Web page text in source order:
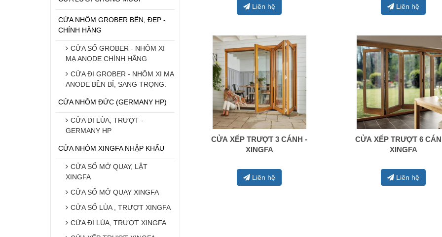
CỬA NHÔM GROBER BỀN, ĐẸP -
CHÍNH HÃNG
CỬA SỔ GROBER - NHÔM XI
MẠ ANODE CHÍNH HÃNG
CỬA ĐI GROBER - NHÔM XI MẠ
ANODE BỀN BỈ, SANG TRỌNG.
CỬA NHÔM ĐỨC (GERMANY HP)
CỬA ĐI LÙA, TRƯỢT -
GERMANY HP
CỬA NHÔM XINGFA NHẬP KHẨU
CỬA SỔ MỞ QUAY, LẬT
XINGFA
CỬA SỔ MỞ QUAY XINGFA
CỬA SỔ LÙA , TRƯỢT XINGFA
CỬA ĐI LÙA, TRƯỢT XINGFA
Liên hệ Liên hệ
0938 414 005
CỬA XẾP TRƯỢT 3 CÁNH -
XINGFA
Liên hệ
0938 414 005
CỬA XẾP TRƯỢT 6
XINGFA
Liên hệ